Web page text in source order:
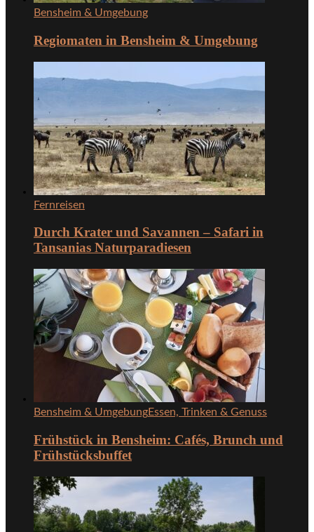
Bensheim & Umgebung
Regiomaten in Bensheim & Umgebung
Fernreisen
Durch Krater und Savannen – Safari in
Tansanias Naturparadiesen
Bensheim & UmgebungEssen, Trinken & Genuss
Frühstück in Bensheim: Cafés, Brunch und
Frühstücksbuffet